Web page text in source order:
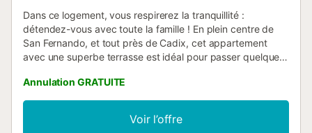
Dans ce logement, vous respirerez la tranquillité :
détendez-vous avec toute la famille ! En plein centre de
San Fernando, et tout près de Cadix, cet appartement
avec une superbe terrasse est idéal pour passer quelques
salon, une cuisine et une salle de bain. Entouré de
restaurants et de toutes sortes de services, il se trouve
également très près du centre commercial Bahía Sur, où
vous trouverez également un arrêt de train qui vous
Annulation GRATUITE
Voir l’offre